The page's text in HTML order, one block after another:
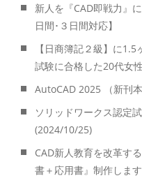
新人を『CAD即戦力』
日間･３日間対応】
【日商簿記２級】に
試験に合格した20代女
AutoCAD 2025 （新刊
ソリッドワークス認定
(2024/10/25)
CAD新人教育を改革す
書＋応用書』制作します